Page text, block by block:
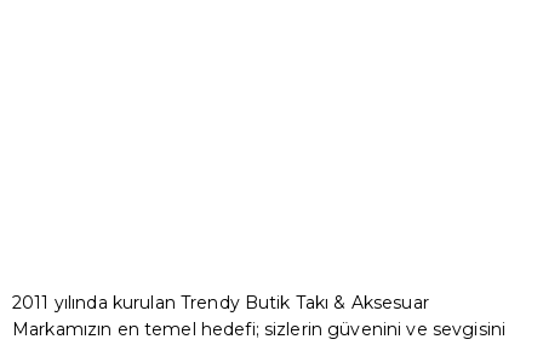
2011 yılında kurulan Trendy Butik Takı & Aksesuar
Markamızın en temel hedefi; sizlerin güvenini ve sevgisini